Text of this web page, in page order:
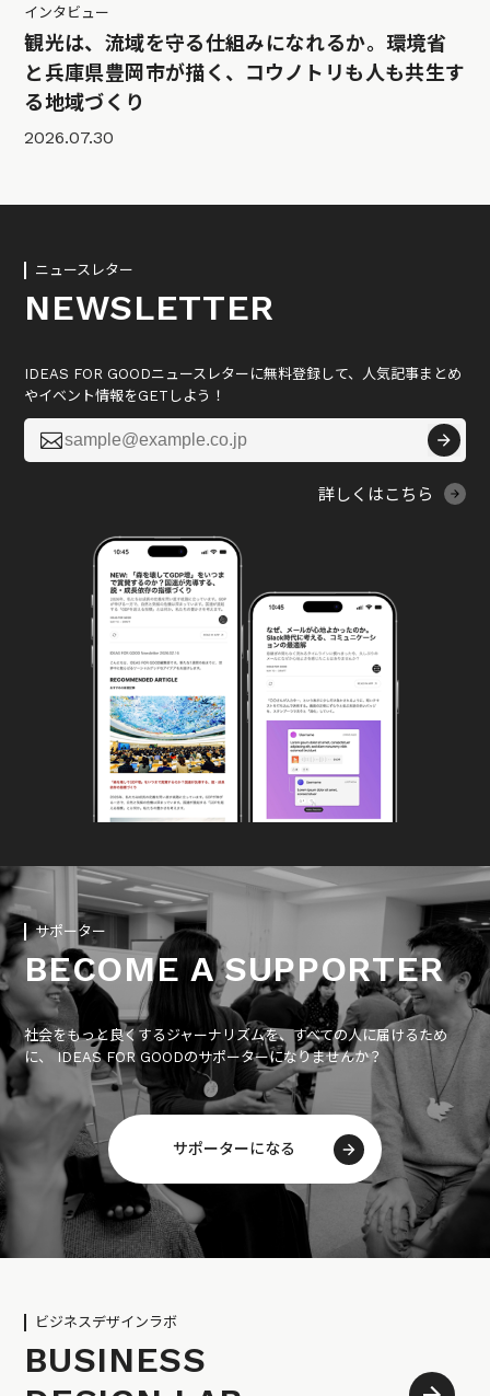
インタビュー
観光は、流域を守る仕組みになれるか。環境省
と兵庫県豊岡市が描く、コウノトリも人も共生す
る地域づくり
2026.07.30
ニュースレター
NEWSLETTER
IDEAS FOR GOODニュースレターに無料登録して、人気記事まとめ
やイベント情報をGETしよう！

詳しくはこちら
サポーター
BECOME A SUPPORTER
社会をもっと良くするジャーナリズムを、すべての人に届けるため
に、 IDEAS FOR GOODのサポーターになりませんか？
サポーターになる
ビジネスデザインラボ
BUSINESS